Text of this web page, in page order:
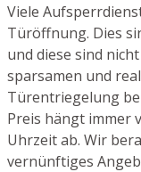
Viele
Türöffnung. Dies
und diese sind
sparsamen und
Türentriegelung
Preis hängt immer
Uhrzeit ab. Wir
vernünftiges